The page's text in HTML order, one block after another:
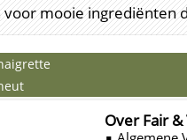
voor mooie ingrediënten
Over Fair &